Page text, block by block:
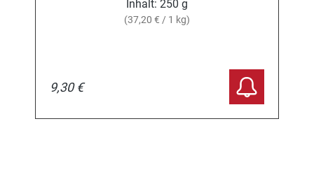
Inhalt: 250 g
(37,20 € / 1 kg)
9,30 €